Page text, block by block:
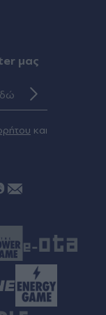
το χαλίκι
παραλία
-
μας
και